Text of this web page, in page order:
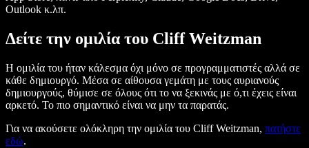
Outlook κ.λπ.
Δείτε την ομιλία του Cliff Weitzman
Η ομιλία του ήταν κάλεσμα όχι μόνο σε προγραμματιστές αλλά σε
κάθε δημιουργό. Μέσα σε αίθουσα γεμάτη με τους αυριανούς
δημιουργούς, θύμισε σε όλους ότι το να ξεκινάς με ό,τι έχεις είναι
αρκετό. Το πιο σημαντικό είναι να μην τα παρατάς.
Για να ακούσετε ολόκληρη την ομιλία του Cliff Weitzman, πατήστε
εδώ.